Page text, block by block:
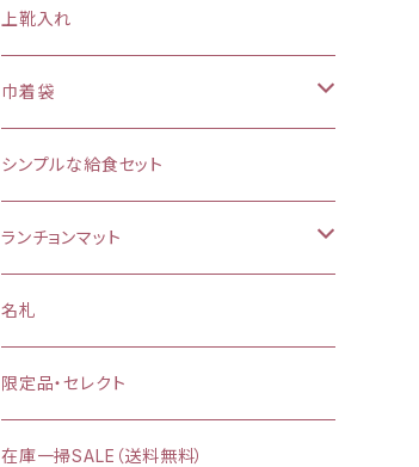
上靴入れ
巾着袋
(大)約 縦37×横34マチ＋8cm
お弁当袋
【給食袋・おやつ袋】約 縦25×20cm
シンプルな給食セット
ランチョンマット
縦25×横35cm
縦30×横40cm
名札
限定品・セレクト
在庫一掃SALE（送料無料）